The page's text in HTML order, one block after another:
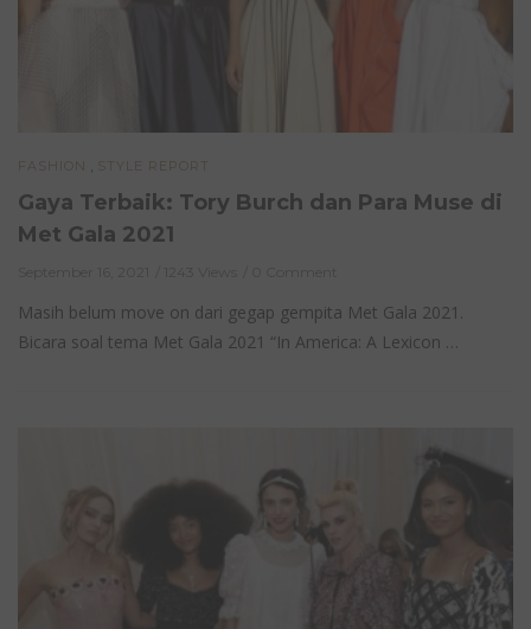
FASHION STYLE REPORT
Gaya Terbaik: Tory Burch dan Para Muse di
Met Gala 2021
Masih belum move on dari gegap gempita Met Gala 2021.
Bicara soal tema Met Gala 2021 “In America: A Lexicon …